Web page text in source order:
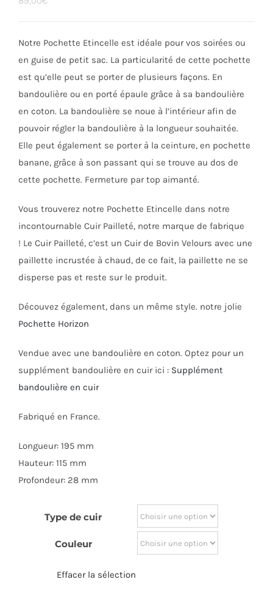
Notre Pochette Etincelle est idéale pour vos soirées ou
en guise de petit sac. La particularité de cette pochette
est qu’elle peut se porter de plusieurs façons. En
bandoulière ou en porté épaule grâce à sa bandoulière
en coton. La bandoulière se noue à l’intérieur afin de
pouvoir régler la bandoulière à la longueur souhaitée.
Elle peut également se porter à la ceinture, en pochette
banane, grâce à son passant qui se trouve au dos de
cette pochette. Fermeture par top aimanté.
Vous trouverez notre Pochette Etincelle dans notre
incontournable Cuir Pailleté, notre marque de fabrique
! Le Cuir Pailleté, c’est un Cuir de Bovin Velours avec une
paillette incrustée à chaud, de ce fait, la paillette ne se
disperse pas et reste sur le produit.
Découvez également, dans un même style. notre jolie
Pochette Horizon
Vendue avec une bandoulière en coton. Optez pour un
supplément bandoulière en cuir ici : Supplément
bandoulière en cuir
Fabriqué en France.
Longueur: 195 mm
Hauteur: 115 mm
Profondeur: 28 mm
Type de cuir
Couleur
Effacer la sélection